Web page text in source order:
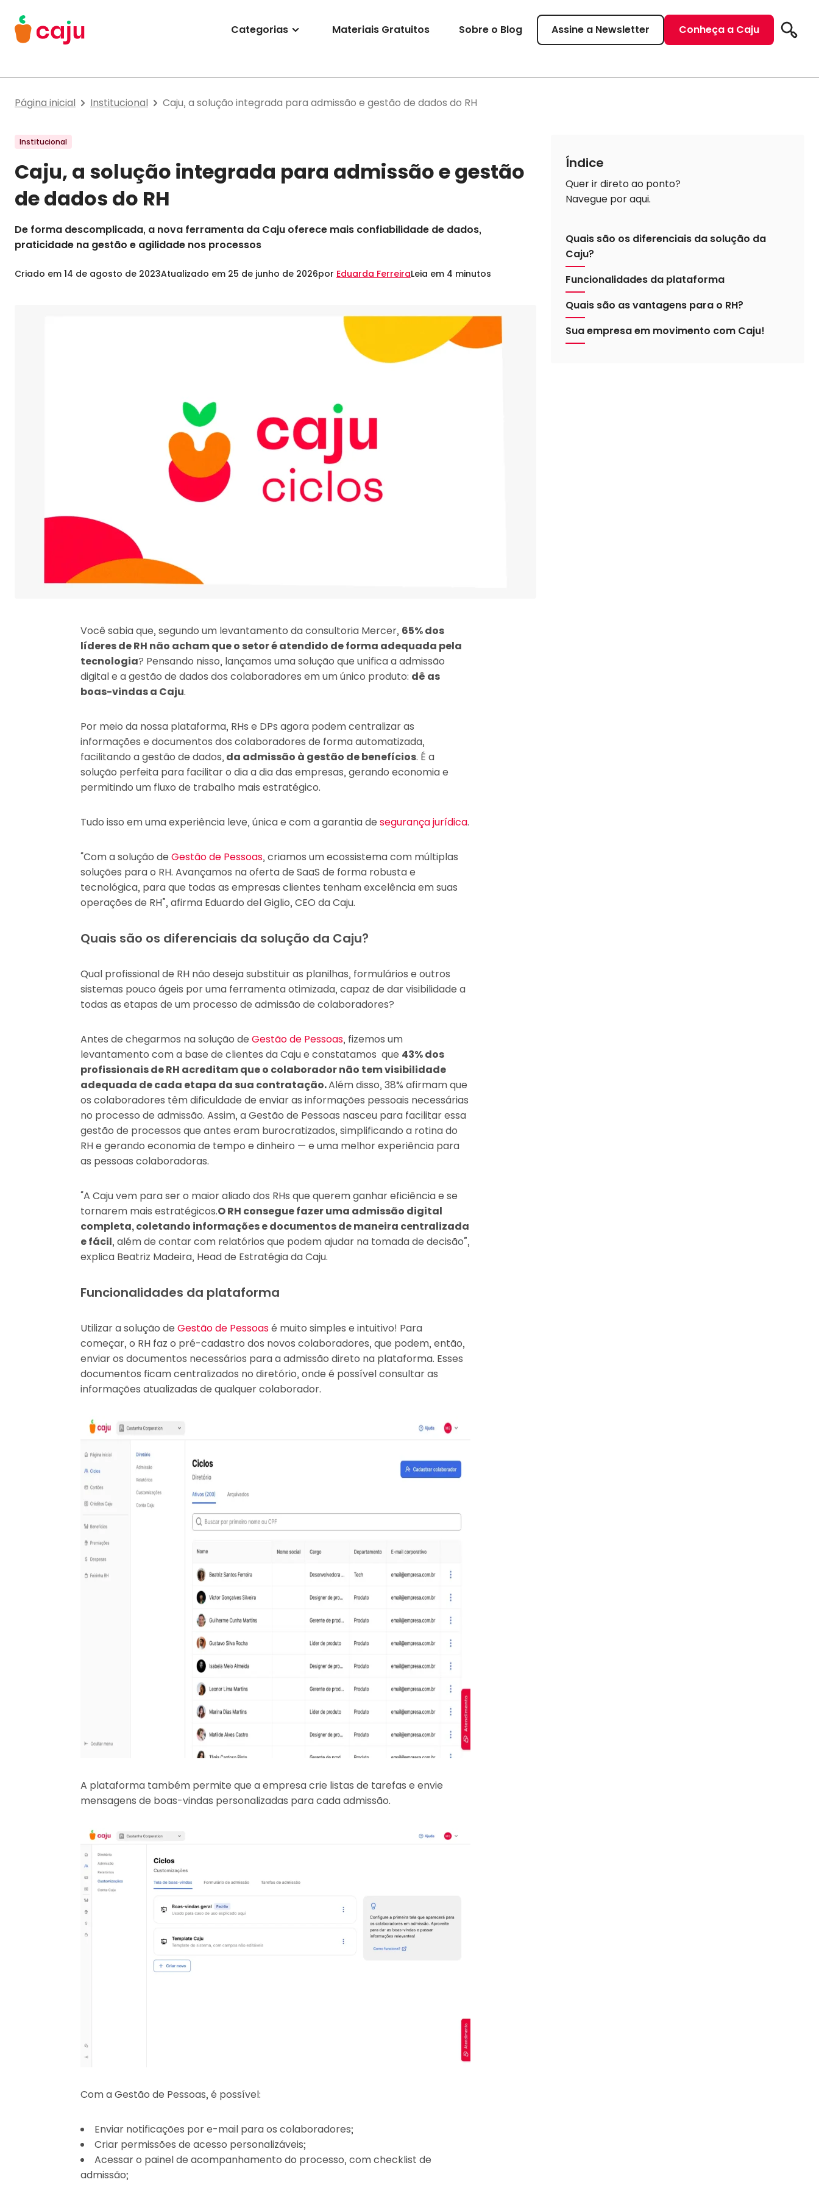
Menu Principal
Categorias Materiais Gratuitos Sobre o Blog Assine a Newsletter Conheça a Caju
Página inicial Institucional Caju, a solução integrada para admissão e gestão de dados do RH
Institucional
Caju, a solução integrada para admissão e gestão
de dados do RH
De forma descomplicada, a nova ferramenta da Caju oferece mais confiabilidade de dados,
praticidade na gestão e agilidade nos processos
Criado em 14 de agosto de 2023Atualizado em 25 de junho de 2026por Eduarda FerreiraLeia em 4 minutos
Você sabia que, segundo um levantamento da consultoria Mercer, 65% dos
líderes de RH não acham que o setor é atendido de forma adequada pela
tecnologia? Pensando nisso, lançamos uma solução que unifica a admissão
digital e a gestão de dados dos colaboradores em um único produto: dê as
boas-vindas a Caju.
Por meio da nossa plataforma, RHs e DPs agora podem centralizar as
informações e documentos dos colaboradores de forma automatizada,
facilitando a gestão de dados, da admissão à gestão de benefícios. É a
solução perfeita para facilitar o dia a dia das empresas, gerando economia e
permitindo um fluxo de trabalho mais estratégico.
Tudo isso em uma experiência leve, única e com a garantia de segurança jurídica.
“Com a solução de Gestão de Pessoas, criamos um ecossistema com múltiplas
soluções para o RH. Avançamos na oferta de SaaS de forma robusta e
tecnológica, para que todas as empresas clientes tenham excelência em suas
operações de RH”, afirma Eduardo del Giglio, CEO da Caju.
Quais são os diferenciais da solução da Caju?
Qual profissional de RH não deseja substituir as planilhas, formulários e outros
sistemas pouco ágeis por uma ferramenta otimizada, capaz de dar visibilidade a
todas as etapas de um processo de admissão de colaboradores?
Antes de chegarmos na solução de Gestão de Pessoas, fizemos um
levantamento com a base de clientes da Caju e constatamos que 43% dos
profissionais de RH acreditam que o colaborador não tem visibilidade
adequada de cada etapa da sua contratação.Além disso, 38% afirmam que
os colaboradores têm dificuldade de enviar as informações pessoais necessárias
no processo de admissão. Assim, a Gestão de Pessoas nasceu para facilitar essa
gestão de processos que antes eram burocratizados, simplificando a rotina do
RH e gerando economia de tempo e dinheiro — e uma melhor experiência para
as pessoas colaboradoras.
“A Caju vem para ser o maior aliado dos RHs que querem ganhar eficiência e se
tornarem mais estratégicos.O RH consegue fazer uma admissão digital
completa, coletando informações e documentos de maneira centralizada
e fácil, além de contar com relatórios que podem ajudar na tomada de decisão”,
explica Beatriz Madeira, Head de Estratégia da Caju.
Funcionalidades da plataforma
Utilizar a solução de Gestão de Pessoasé muito simples e intuitivo! Para
começar, o RH faz o pré-cadastro dos novos colaboradores, que podem, então,
enviar os documentos necessários para a admissão direto na plataforma. Esses
documentos ficam centralizados no diretório, onde é possível consultar as
informações atualizadas de qualquer colaborador.
A plataforma também permite que a empresa crie listas de tarefas e envie
mensagens de boas-vindas personalizadas para cada admissão.
Com a Gestão de Pessoas, é possível:
Enviar notificações por e-mail para os colaboradores;
Criar permissões de acesso personalizáveis;
Acessar o painel de acompanhamento do processo, com checklist de
admissão;
Índice
Quer ir direto ao ponto?
Navegue por aqui.
Quais são os diferenciais da solução da
Caju?
Funcionalidades da plataforma
Quais são as vantagens para o RH?
Sua empresa em movimento com Caju!